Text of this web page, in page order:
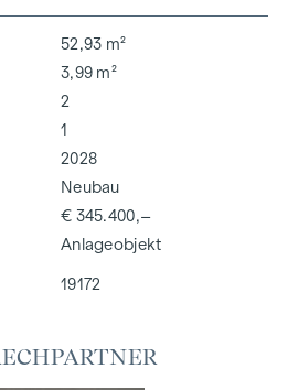
52,93 m²
3,99 m²
2
1
2028
Neubau
€ 345.400,–
Anlageobjekt
19172